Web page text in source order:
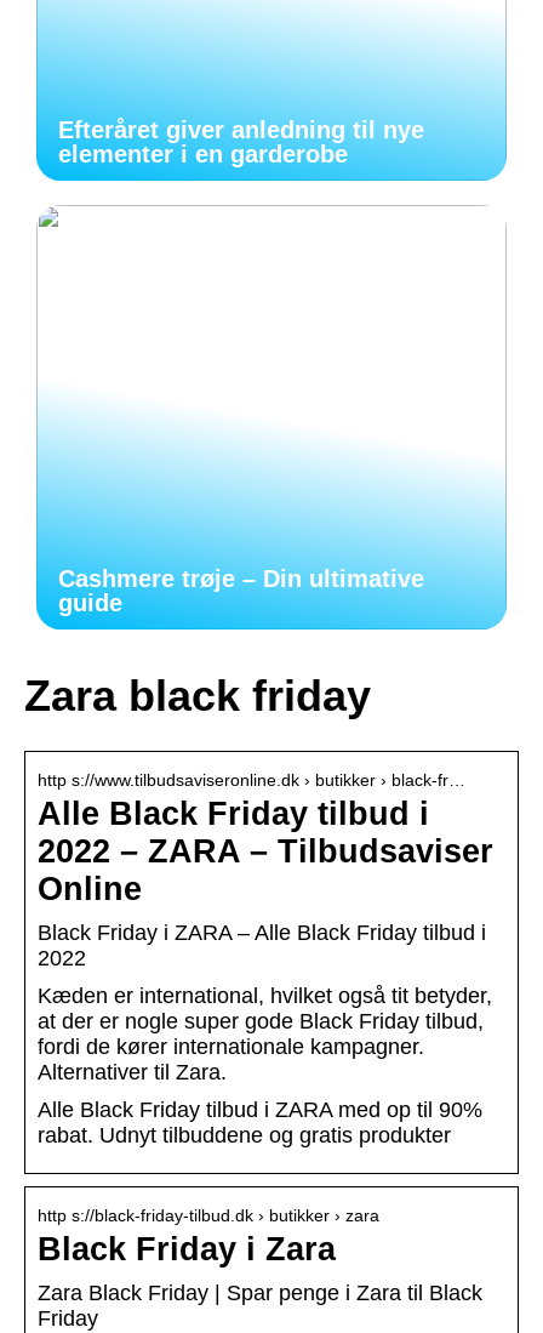
Efteråret giver anledning til nye
elementer i en garderobe
Cashmere trøje – Din ultimative
guide
Zara black friday
http s://www.tilbudsaviseronline.dk › butikker › black-fr…
Alle Black Friday tilbud i
2022 – ZARA – Tilbudsaviser
Online
Black Friday i ZARA – Alle Black Friday tilbud i
2022
Kæden er international, hvilket også tit betyder,
at der er nogle super gode Black Friday tilbud,
fordi de kører internationale kampagner.
Alternativer til Zara.
Alle Black Friday tilbud i ZARA med op til 90%
rabat. Udnyt tilbuddene og gratis produkter
http s://black-friday-tilbud.dk › butikker › zara
Black Friday i Zara
Zara Black Friday | Spar penge i Zara til Black
Friday